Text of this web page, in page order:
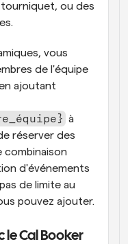
ou des
vous
de l'équipe
ajoutant
à
réserver des
combinaison
d'événements
de limite au
pouvez ajouter.
le Cal Booker